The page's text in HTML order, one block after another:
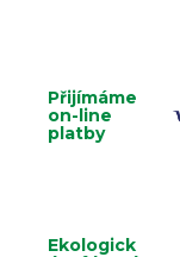
Přijímáme
on-line
platby
Ekologick